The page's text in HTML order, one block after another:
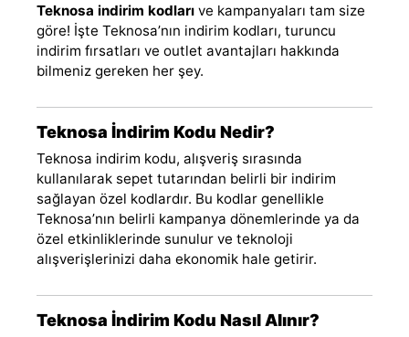
Teknosa indirim kodları ve kampanyaları tam size
göre! İşte Teknosa’nın indirim kodları, turuncu
indirim fırsatları ve outlet avantajları hakkında
bilmeniz gereken her şey.
Teknosa İndirim Kodu Nedir?
Teknosa indirim kodu, alışveriş sırasında
kullanılarak sepet tutarından belirli bir indirim
sağlayan özel kodlardır. Bu kodlar genellikle
Teknosa’nın belirli kampanya dönemlerinde ya da
özel etkinliklerinde sunulur ve teknoloji
alışverişlerinizi daha ekonomik hale getirir.
Teknosa İndirim Kodu Nasıl Alınır?